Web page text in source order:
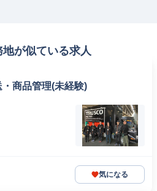
が似ている求人
商品管理(未経験)
気になる